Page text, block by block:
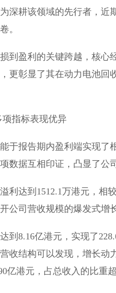
深耕该领域的先行者，近
。
到盈利的关键跨越，核心
更彰显了其在动力电池回
指标表现优异
于报告期内盈利端实现了
数据互相印证，凸显了公
利达到1512.1万港元，相
公司营收规模的爆发式增长
到8.16亿港元，实现了
收结构可以发现，增长动
亿港元，占总收入的比重